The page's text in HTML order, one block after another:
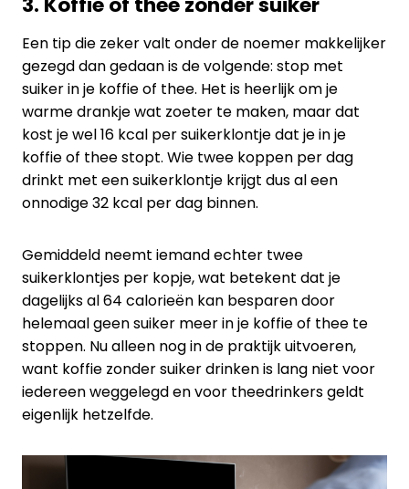
Een tip die zeker valt onder de noemer makkelijker
gezegd dan gedaan is de volgende: stop met
suiker in je koffie of thee. Het is heerlijk om je
warme drankje wat zoeter te maken, maar dat
kost je wel 16 kcal per suikerklontje dat je in je
koffie of thee stopt. Wie twee koppen per dag
drinkt met een suikerklontje krijgt dus al een
onnodige 32 kcal per dag binnen.
Gemiddeld neemt iemand echter twee
suikerklontjes per kopje, wat betekent dat je
dagelijks al 64 calorieën kan besparen door
helemaal geen suiker meer in je koffie of thee te
stoppen. Nu alleen nog in de praktijk uitvoeren,
want koffie zonder suiker drinken is lang niet voor
iedereen weggelegd en voor theedrinkers geldt
eigenlijk hetzelfde.